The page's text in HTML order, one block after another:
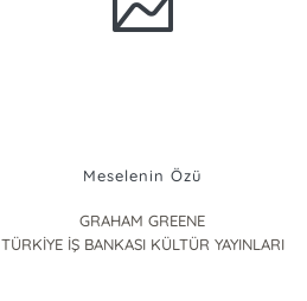
Meselenin Özü
GRAHAM GREENE
TÜRKİYE İŞ BANKASI KÜLTÜR YAYINLARI